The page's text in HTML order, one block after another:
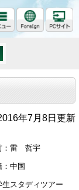
年7月8日更新
：雷 哲宇
：中国
生スタディツアー